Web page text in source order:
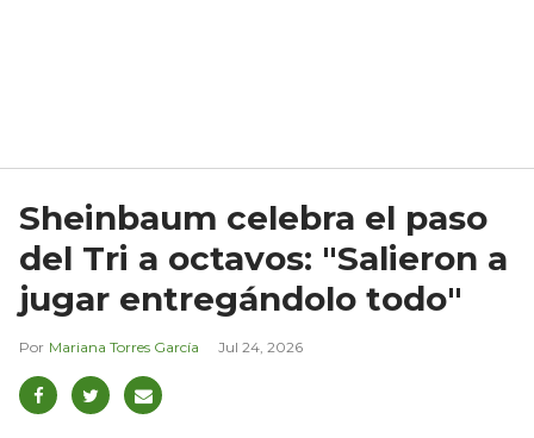
Sheinbaum celebra el paso
del Tri a octavos: "Salieron a
jugar entregándolo todo"
Mariana Torres García Jul 24, 2026